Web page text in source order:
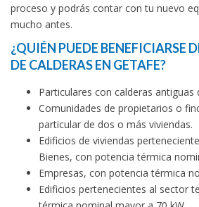
proceso y podrás contar con tu nuevo
mucho antes.
¿QUIÉN PUEDE BENEFICIARSE
DE CALDERAS EN GETAFE?
Particulares con calderas antiguas
Comunidades de propietarios o
particular de dos o más viviendas.
Edificios de viviendas
Bienes, con potencia térmica
Empresas, con potencia térmica
Edificios pertenecientes al sector